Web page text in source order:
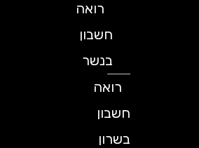
רואה
חשבון
בנשר
רואה
חשבון
בשרון